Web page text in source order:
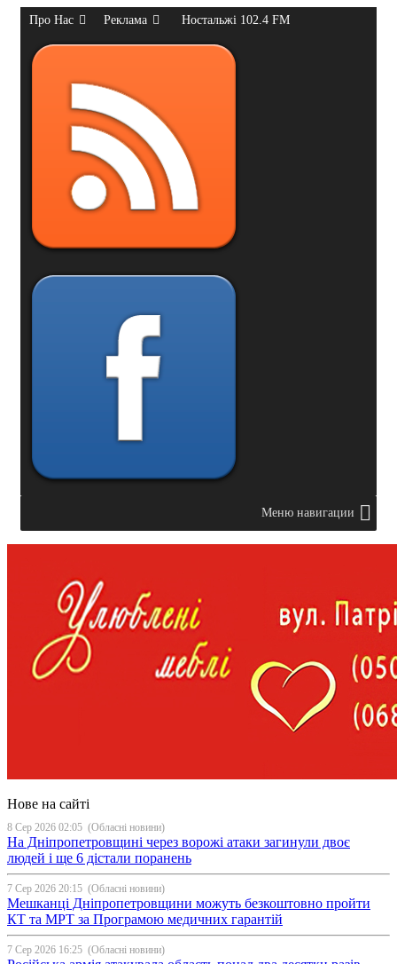
Про Нас Реклама Ностальжі 102.4 FM
Меню навигации
Нове на сайті
8 Сер 2026 02:05 (Обласні новини)
На Дніпропетровщині через ворожі атаки загинули двоє
людей і ще 6 дістали поранень
7 Сер 2026 20:15 (Обласні новини)
Мешканці Дніпропетровщини можуть безкоштовно пройти
КТ та МРТ за Програмою медичних гарантій
7 Сер 2026 16:25 (Обласні новини)